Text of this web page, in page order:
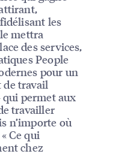
les
mettra
des services,
People
pour un
travail
qui permet aux
travailler
n’importe où
Ce qui
chez